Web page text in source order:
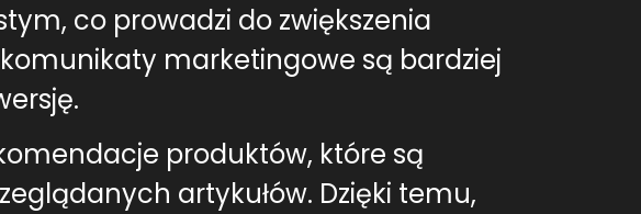
co prowadzi do zwiększenia
marketingowe są bardziej
produktów, które są
artykułów. Dzięki temu,